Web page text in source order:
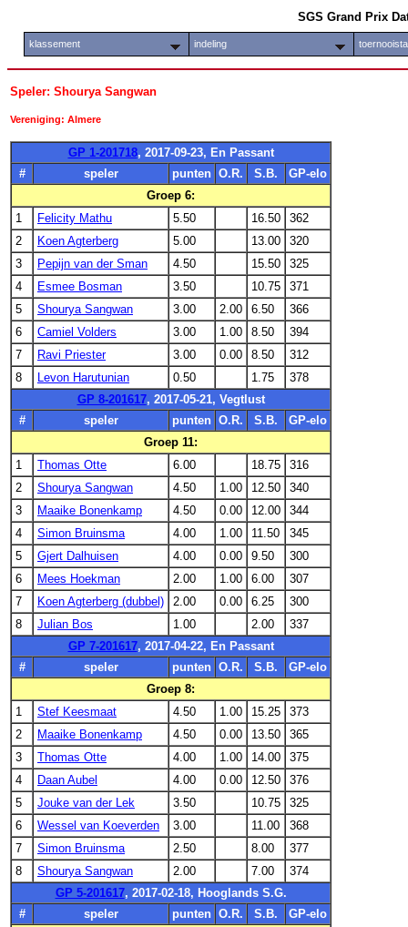
SGS Grand Prix
klassement indeling
Speler: Shourya Sangwan
Vereniging: Almere
GP 1-201718, 2017-09-23, En Passant
#
speler punten O.R. S.B.
GP-elo
Groep 6:
1
Felicity Mathu 5.50 16.50
362
2
Koen Agterberg 5.00 13.00
320
3
Pepijn van der Sman 4.50 15.50
325
4
Esmee Bosman 3.50 10.75
371
5
Shourya Sangwan 3.00 2.00 6.50
366
6
Camiel Volders 3.00 1.00 8.50
394
7
Ravi Priester 3.00 0.00 8.50
312
8
Levon Harutunian 0.50 1.75
378
GP 8-201617, 2017-05-21, Vegtlust
#
speler punten O.R. S.B.
GP-elo
Groep 11:
1
Thomas Otte 6.00 18.75
316
2
Shourya Sangwan 4.50 1.00 12.50
340
3
Maaike Bonenkamp 4.50 0.00 12.00
344
4
Simon Bruinsma 4.00 1.00 11.50
345
5
Gjert Dalhuisen 4.00 0.00 9.50
300
6
Mees Hoekman 2.00 1.00 6.00
307
7
Koen Agterberg (dubbel) 2.00 0.00 6.25
300
8
Julian Bos 1.00 2.00
337
GP 7-201617, 2017-04-22, En Passant
#
speler punten O.R. S.B.
GP-elo
Groep 8:
1
Stef Keesmaat 4.50 1.00 15.25
373
2
Maaike Bonenkamp 4.50 0.00 13.50
365
3
Thomas Otte 4.00 1.00 14.00
375
4
Daan Aubel 4.00 0.00 12.50
376
5
Jouke van der Lek 3.50 10.75
325
6
Wessel van Koeverden 3.00 11.00
368
7
Simon Bruinsma 2.50 8.00
377
8
Shourya Sangwan 2.00 7.00
374
GP 5-201617, 2017-02-18, Hooglands S.G.
#
speler punten O.R. S.B.
GP-elo